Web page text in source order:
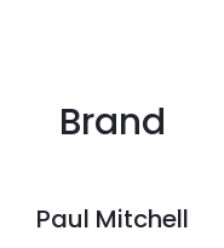
Brand
Paul Mitchell